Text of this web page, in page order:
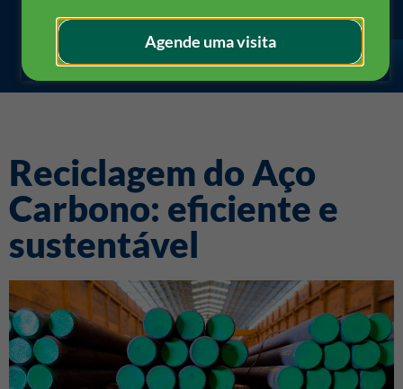
Agende uma visita
Reciclagem do Aço
Carbono: eficiente e
sustentável